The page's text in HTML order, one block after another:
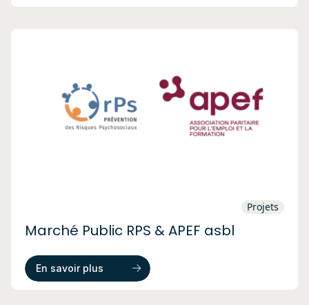
Projets
Marché Public RPS & APEF asbl
En savoir plus